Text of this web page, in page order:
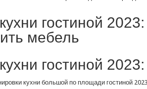
гостиной
мебель
гостиной
кухни большой по площади гостиной